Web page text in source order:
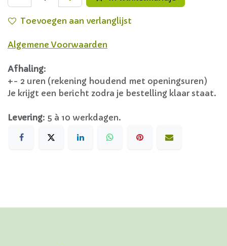
Toevoegen aan verlanglijst
Algemene Voorwaarden
Afhaling:
+- 2 uren (rekening houdend met openingsuren)
Je krijgt een bericht zodra je bestelling klaar staat.
Levering: 5 à 10 werkdagen.